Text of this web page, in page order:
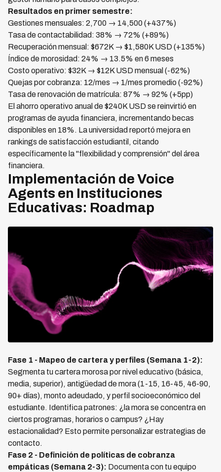
Resultados en primer semestre:
Gestiones mensuales: 2,700 → 14,500 (+437%)
Tasa de contactabilidad: 38% → 72% (+89%)
Recuperación mensual: $672K → $1,580K USD (+135%)
Índice de morosidad: 24% → 13.5% en 6 meses
Costo operativo: $32K → $12K USD mensual (-62%)
Quejas por cobranza: 12/mes → 1/mes promedio (-92%)
Tasa de renovación de matrícula: 87% → 92% (+5pp)
El ahorro operativo anual de $240K USD se reinvirtió en
programas de ayuda financiera, incrementando becas
disponibles en 18%. La universidad reportó mejora en
rankings de satisfacción estudiantil, citando
específicamente la "flexibilidad y comprensión" del área
financiera.
Implementación de Voice
Agents en Instituciones
Educativas: Roadmap
Fase 1 - Mapeo de cartera y perfiles (Semana 1-2):
Segmenta tu cartera morosa por nivel educativo (básica,
media, superior), antigüedad de mora (1-15, 16-45, 46-90,
90+ días), monto adeudado, y perfil socioeconómico del
estudiante. Identifica patrones: ¿la mora se concentra en
ciertos programas, horarios o campus? ¿Hay
estacionalidad? Esto permite personalizar estrategias de
contacto.
Fase 2 - Definición de políticas de cobranza
empáticas (Semana 2-3): Documenta con tu equipo